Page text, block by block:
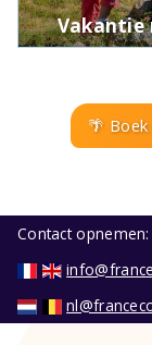
Vakantie
🌴
Contact opnemen: